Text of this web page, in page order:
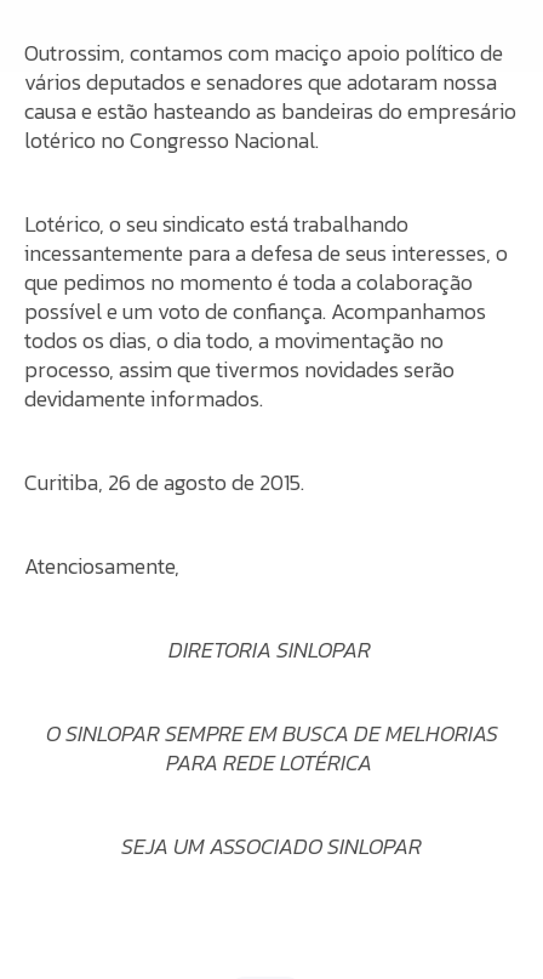
Outrossim, contamos com maciço apoio político de
vários deputados e senadores que adotaram nossa
causa e estão hasteando as bandeiras do empresário
lotérico no Congresso Nacional.
Lotérico, o seu sindicato está trabalhando
incessantemente para a defesa de seus interesses, o
que pedimos no momento é toda a colaboração
possível e um voto de confiança. Acompanhamos
todos os dias, o dia todo, a movimentação no
processo, assim que tivermos novidades serão
devidamente informados.
Curitiba, 26 de agosto de 2015.
Atenciosamente,
DIRETORIA SINLOPAR
O SINLOPAR SEMPRE EM BUSCA DE MELHORIAS
PARA REDE LOTÉRICA
SEJA UM ASSOCIADO SINLOPAR